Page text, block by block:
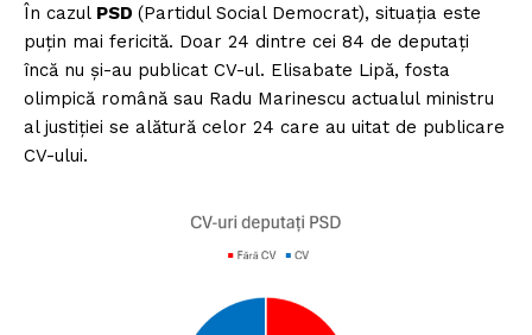
În cazul PSD (Partidul Social Democrat), situația este
puțin mai fericită. Doar 24 dintre cei 84 de deputați
încă nu și-au publicat CV-ul. Elisabate Lipă, fosta
olimpică română sau Radu Marinescu actualul ministru
al justiției se alătură celor 24 care au uitat de publicare
CV-ului.